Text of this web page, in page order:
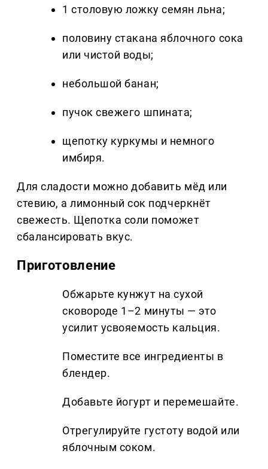
1 столовую ложку семян льна;
половину стакана яблочного сока
или чистой воды;
небольшой банан;
пучок свежего шпината;
щепотку куркумы и немного
имбиря.
Для сладости можно добавить мёд или
стевию, а лимонный сок подчеркнёт
свежесть. Щепотка соли поможет
сбалансировать вкус.
Приготовление
Обжарьте кунжут на сухой
сковороде 1–2 минуты — это
усилит усвояемость кальция.
Поместите все ингредиенты в
блендер.
Добавьте йогурт и перемешайте.
Отрегулируйте густоту водой или
яблочным соком.